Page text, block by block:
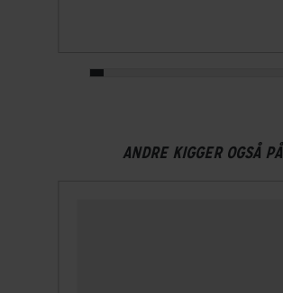
Ventilationshuller
ANDRE KIGGER OGSÅ PÅ